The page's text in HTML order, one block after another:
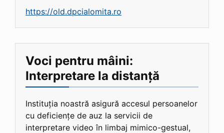
https://old.dpcialomita.ro
Voci pentru mâini:
Interpretare la distanță
Instituția noastră asigură accesul persoanelor
cu deficiențe de auz la servicii de
interpretare video în limbaj mimico-gestual,